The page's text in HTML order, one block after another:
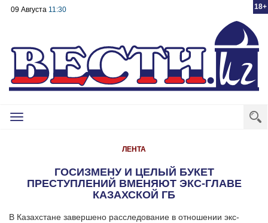
18+
09 Августа 11:30
Toggle
ЛЕНТА
ГОСИЗМЕНУ И ЦЕЛЫЙ БУКЕТ
ПРЕСТУПЛЕНИЙ ВМЕНЯЮТ ЭКС-ГЛАВЕ
КАЗАХСКОЙ ГБ
В Казахстане завершено расследование в отношении экс-